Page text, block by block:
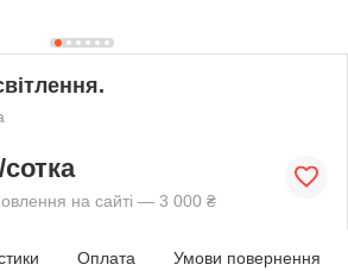
на сайті — 3 000 ₴
Оплата Умови повернення